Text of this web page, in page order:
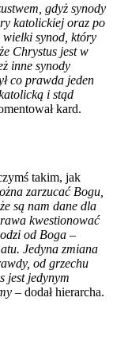
gdyż synody
katolickiej oraz po
wielki synod, który
Chrystus jest w
inne synody
co prawda jeden
i stąd
kard.
takim, jak
zarzucać Bogu,
są nam dane dla
kwestionować
od Boga –
Jedyna zmiana
od grzechu
jest jedynym
– dodał hierarcha.